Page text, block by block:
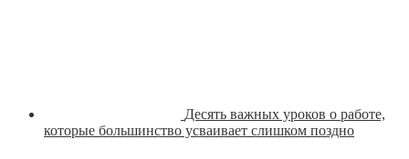
Десять важных уроков о работе,
которые большинство усваивает слишком поздно